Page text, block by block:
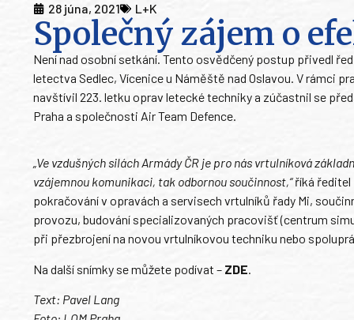
28 júna, 2021 L+K
Společný zájem o
Není nad osobní setkání. Tento osvědčený postup přivedl
letectva Sedlec, Vícenice u Náměště nad Oslavou. V rámci
navštívil 223. letku oprav letecké techniky a zúčastnil se
Praha a společnosti Air Team Defence.
„Ve vzdušných silách Armády ČR je pro nás vrtulníková
vzájemnou komunikaci, tak odbornou součinnost,“říká ředitel
pokračování v opravách a servisech vrtulníků řady Mi,
provozu, budování specializovaných pracovišť (centrum
při přezbrojení na novou vrtulníkovou techniku nebo
Na další snímky se můžete podívat – ZDE
Text: Pavel Lang